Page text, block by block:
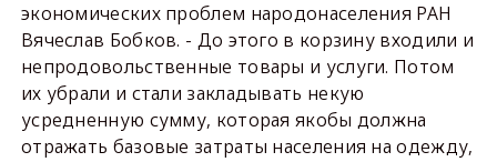
экономических проблем народонаселения РАН
Вячеслав Бобков. - До этого в корзину входили и
непродовольственные товары и услуги. Потом
их убрали и стали закладывать некую
усредненную сумму, которая якобы должна
отражать базовые затраты населения на одежду,